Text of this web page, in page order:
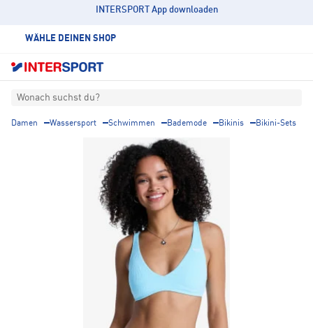
INTERSPORT App downloaden
WÄHLE DEINEN SHOP
Wonach suchst du?
Damen Wassersport Schwimmen Bademode Bikinis Bikini-Sets